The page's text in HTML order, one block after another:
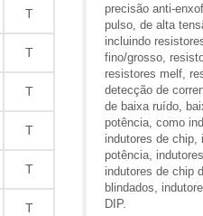
T
T
T
T
T
T
precisão anti-
pulso, de alta
incluindo
fino/grosso,
resistores melf,
detecção de
de baixa ruído,
potência, como
indutores de chip,
potência,
indutores de chip
blindados,
DIP.